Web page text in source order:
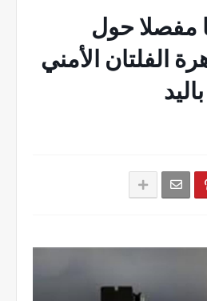
مفصلا حول
الفلتان الأمني